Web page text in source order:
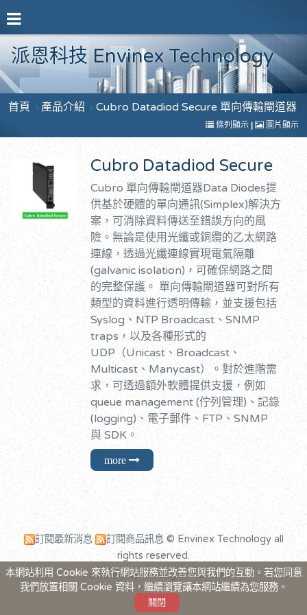
派恩科技 Envinex Technology
首頁 產品介紹 Cubro Datadiod Secure 單向傳輸閘道器
條列顯示 | 圖片顯示
Cubro Datadiod Secure
Cubro 單向傳輸閘道器Data Diodes提
供基於硬體的單向通訊(Simplex)解決方
案，可消除資料傳送至錯誤方向的風
險。無論是使用光纖或銅纜的乙太網路
連線，透過光纖連線實現電氣隔離
(galvanic isolation)，可確保網路之間
的完整保護。 單向傳輸閘道器可對所有
類型的資料進行透明傳輸，並支援包括
Syslog、NTP Broadcast、SNMP
traps，以及各種形式的
UDP（Unicast、Broadcast、
Multicast、Manycast）。對於進階需
求，可透過額外軟體提供支援，例如
queue management (佇列管理)、記錄
(logging)、電子郵件、FTP、SNMP
與 SDK。
訂閱最新消息 訂閱商品訊息 © Envinex Technology all
rights reserved.
Powered by hosting.url.com.tw
本網站利用 Cookie 來執行網站服務並改善您與我們的互動。若您同意
我們放置相關 Cookie 資料，繼續瀏覽讓本網站繼續為您服務。